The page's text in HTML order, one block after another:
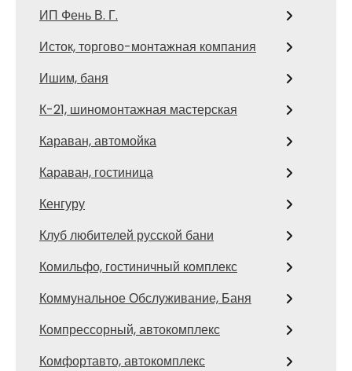
ИП Фень В. Г.
Исток, торгово-монтажная компания
Ишим, баня
К-21, шиномонтажная мастерская
Караван, автомойка
Караван, гостиница
Кенгуру
Клуб любителей русской бани
Комильфо, гостиничный комплекс
Коммунальное Обслуживание, Баня
Компрессорный, автокомплекс
Комфортавто, автокомплекс